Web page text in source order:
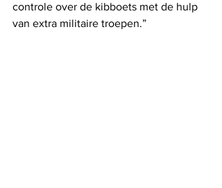
controle over de kibboets met de hulp
van extra militaire troepen.”